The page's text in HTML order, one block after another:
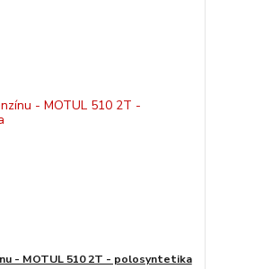
- MOTUL 510 2T - polosyntetika